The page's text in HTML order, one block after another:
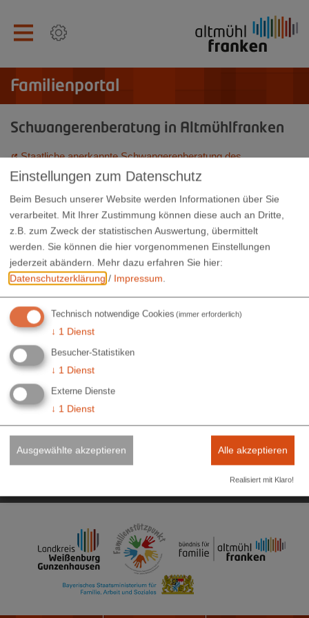
Familienportal
Schwangerenberatung in Altmühlfranken
Staatliche anerkannte Schwangerenberatung des
Landkreises
Schwangerenberatung der Caritas
Schwangerenberatung der Diakonie
Koordinierungsstelle Familienbildung
Niederhofener Straße 3
09141 902-433
Impressum
Elektronische Zugangseröffnung
Datenschutzerklärung
Einstellungen zum Datenschutz
Beim Besuch unserer Website werden Informationen über Sie
verarbeitet. Mit Ihrer Zustimmung können diese auch an Dritte,
z.B. zum Zweck der statistischen Auswertung, übermittelt
werden. Sie können die hier vorgenommenen Einstellungen
jederzeit abändern. Mehr dazu erfahren Sie hier:
Datenschutzerklärung / Impressum.
Technisch notwendige Cookies (immer erforderlich)
↓ 1 Dienst
Besucher-Statistiken
↓ 1 Dienst
Externe Dienste
↓ 1 Dienst
Ausgewählte akzeptieren Alle akzeptieren
Realisiert mit Klaro!